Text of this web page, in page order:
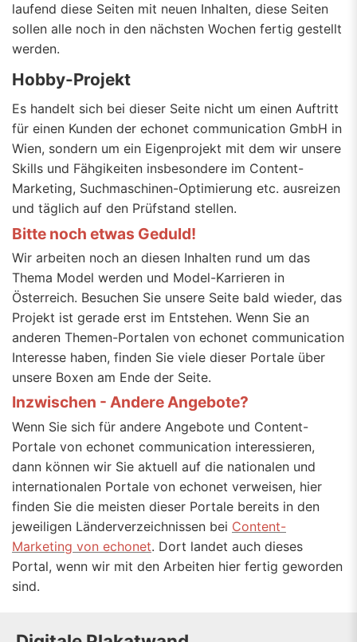
laufend diese Seiten mit neuen Inhalten, diese Seiten
sollen alle noch in den nächsten Wochen fertig gestellt
werden.
Hobby-Projekt
Es handelt sich bei dieser Seite nicht um einen Auftritt
für einen Kunden der echonet communication GmbH in
Wien, sondern um ein Eigenprojekt mit dem wir unsere
Skills und Fähgikeiten insbesondere im Content-
Marketing, Suchmaschinen-Optimierung etc. ausreizen
und täglich auf den Prüfstand stellen.
Bitte noch etwas Geduld!
Wir arbeiten noch an diesen Inhalten rund um das
Thema Model werden und Model-Karrieren in
Österreich. Besuchen Sie unsere Seite bald wieder, das
Projekt ist gerade erst im Entstehen. Wenn Sie an
anderen Themen-Portalen von echonet communication
Interesse haben, finden Sie viele dieser Portale über
unsere Boxen am Ende der Seite.
Inzwischen - Andere Angebote?
Wenn Sie sich für andere Angebote und Content-
Portale von echonet communication interessieren,
dann können wir Sie aktuell auf die nationalen und
internationalen Portale von echonet verweisen, hier
finden Sie die meisten dieser Portale bereits in den
jeweiligen Länderverzeichnissen bei Content-
Marketing von echonet. Dort landet auch dieses
Portal, wenn wir mit den Arbeiten hier fertig geworden
sind.